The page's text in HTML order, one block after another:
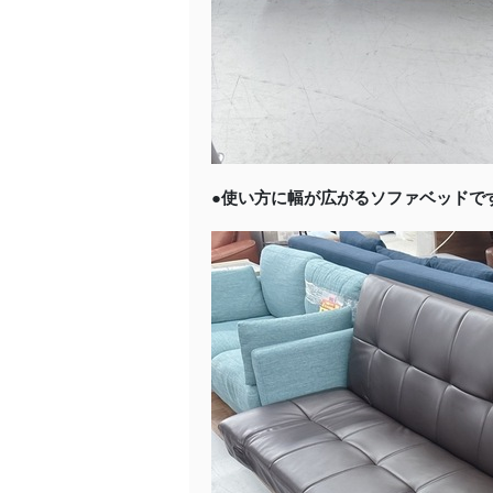
●使い方に幅が広がるソファベッドで